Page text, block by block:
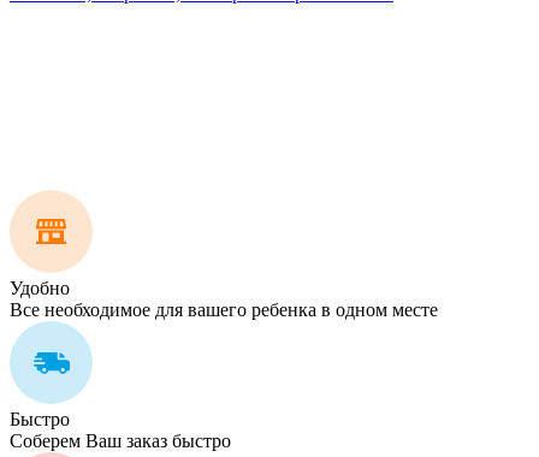
Удобно
Все необходимое для вашего ребенка в одном месте
Быстро
Соберем Ваш заказ быстро